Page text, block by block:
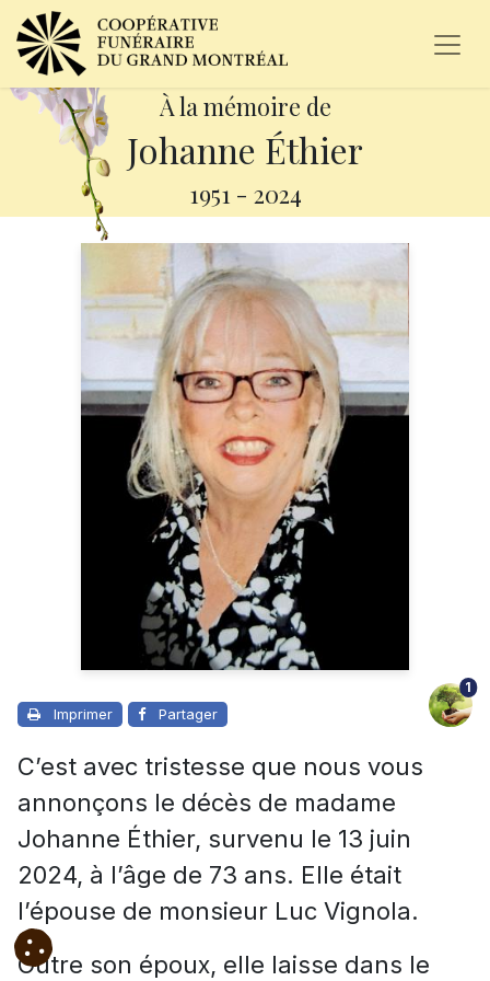
À la mémoire de
Johanne Éthier
1951 - 2024
Imprimer Partager
1
C’est avec tristesse que nous vous
annonçons le décès de madame
Johanne Éthier, survenu le 13 juin
2024, à l’âge de 73 ans. Elle était
l’épouse de monsieur Luc Vignola.
Outre son époux, elle laisse dans le